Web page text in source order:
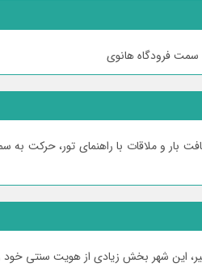
مهاجرت، پرداخت هزینه ویزا 25 دلار و ورود به ویتنام، دریافت
این شهر بخش زیادی از هویت سنتی